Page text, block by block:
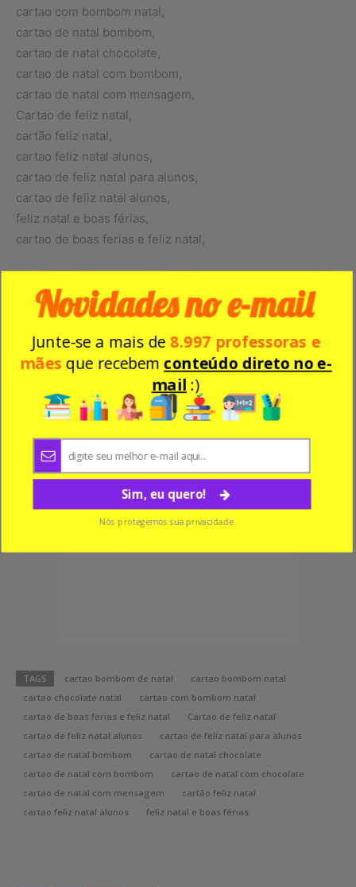
cartao com bombom natal,
cartao de natal bombom,
cartao de natal chocolate,
cartao de natal com bombom,
cartao de natal com mensagem,
Cartao de feliz natal,
cartão feliz natal,
cartao feliz natal alunos,
cartao de feliz natal para alunos,
cartao de feliz natal alunos,
feliz natal e boas férias,
cartao de boas ferias e feliz natal,
TAGS cartao bombom de natal
cartao bombom natal
cartao chocolate natal
cartao com bombom natal
cartao de boas ferias e feliz natal
Cartao de feliz natal
cartao de feliz natal alunos
cartao de feliz natal para alunos
cartao de natal bombom
cartao de natal chocolate
cartao de natal com bombom
cartao de natal com chocolate
cartao de natal com mensagem
cartão feliz natal
cartao feliz natal alunos
feliz natal e boas férias
Junte-se a mais de8.997 professoras e
mães que recebemconteúdo direto no e-
mail :)
Sim, eu quero!
Novidades no e-mail
Nós protegemos sua privacidade.